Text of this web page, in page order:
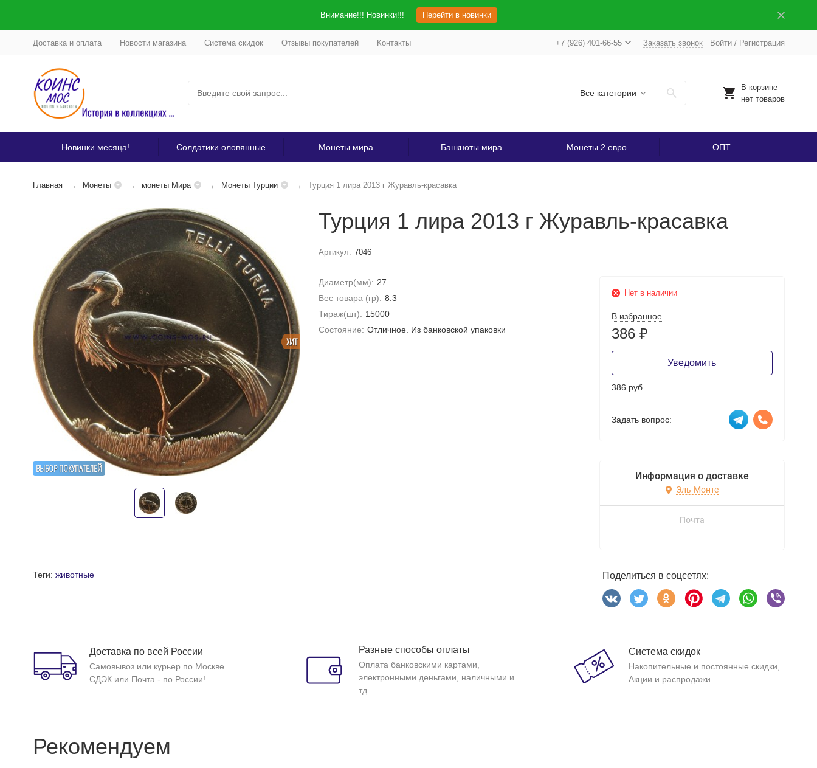
Внимание!!! Новинки!!! Перейти в новинки
Доставка и оплата Новости магазина Система скидок Отзывы покупателей Контакты +7 (926) 401-66-55 Заказать звонок Войти/ Регистрация
Все категории
В корзине
нет товаров
Новинки месяца! Солдатики оловянные Монеты мира Банкноты мира Монеты 2 евро ОПТ
Главная Монеты монеты Мира Монеты Турции Турция 1 лира 2013 г Журавль-красавка
ВЫБОР ПОКУПАТЕЛЕЙ
ХИТ
Турция 1 лира 2013 г Журавль-красавка
Артикул: 7046
Диаметр(мм): 27
Вес товара (гр): 8.3
Тираж(шт): 15000
Состояние: Отличное. Из банковской упаковки
Нет в наличии
В избранное
386 ₽
Уведомить
386 руб.
Задать вопрос:
Информация о доставке
Эль-Монте
Почта
Теги: животные Поделиться в соцсетях:
Доставка по всей России
Самовывоз или курьер по Москве.
СДЭК или Почта - по России!
Разные способы оплаты
Оплата банковскими картами,
электронными деньгами, наличными и
тд.
Система скидок
Накопительные и постоянные скидки,
Акции и распродажи
Рекомендуем